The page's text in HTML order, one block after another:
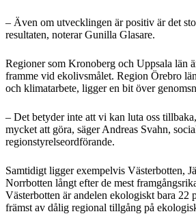
– Även om utvecklingen är positiv är det
resultaten, noterar Gunilla Glasare.
Regioner som Kronoberg och Uppsala län
framme vid ekolivsmålet. Region Örebro
och klimatarbete, ligger en bit över
– Det betyder inte att vi kan luta oss
mycket att göra, säger Andreas Svahn,
regionstyrelseordförande.
Samtidigt ligger exempelvis Västerbotten,
Norrbotten långt efter de mest
Västerbotten är andelen ekologiskt bara 22
främst av dålig regional tillgång på